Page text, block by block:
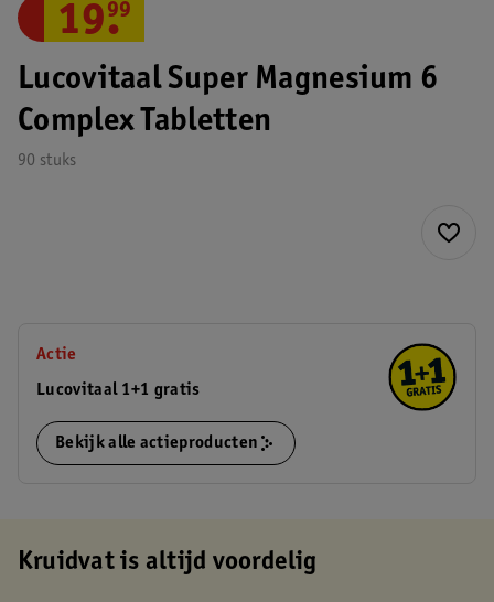
Lucovitaal Super Magnesium 6
Complex Tabletten
90 stuks
19.
99
Actie
Lucovitaal 1+1 gratis
Bekijk alle actieproducten
Kruidvat is altijd voordelig